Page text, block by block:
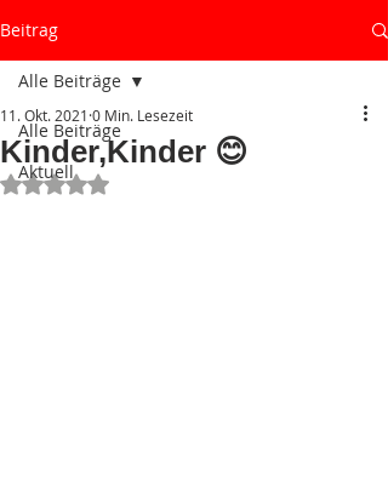
Beitrag
Alle Beiträge
Aktuell
Alle Beiträge
Kinder,Kinder 😊
11. Okt. 2021 0 Min. Lesezeit
Mit NaN von 5 Sternen bewertet.